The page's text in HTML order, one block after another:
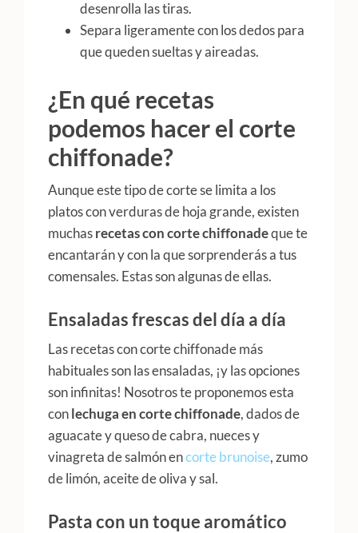
desenrolla las tiras.
Separa ligeramente con los dedos para
que queden sueltas y aireadas.
¿En qué recetas
podemos hacer el corte
chiffonade?
Aunque este tipo de corte se limita a los
platos con verduras de hoja grande, existen
muchasrecetas con corte chiffonadeque te
encantarán y con la que sorprenderás a tus
comensales. Estas son algunas de ellas.
Ensaladas frescas del día a día
Las recetas con corte chiffonade más
habituales son las ensaladas, ¡y las opciones
son infinitas! Nosotros te proponemos esta
conlechuga en corte chiffonade, dados de
aguacate y queso de cabra, nueces y
vinagreta de salmón encorte brunoise, zumo
de limón, aceite de oliva y sal.
Pasta con un toque aromático